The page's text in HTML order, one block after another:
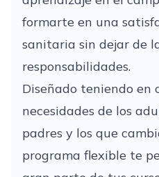
formarte en una
sanitaria sin dejar de
responsabilidades.
Diseñado teniendo en
necesidades de los
padres y los que
programa flexible te